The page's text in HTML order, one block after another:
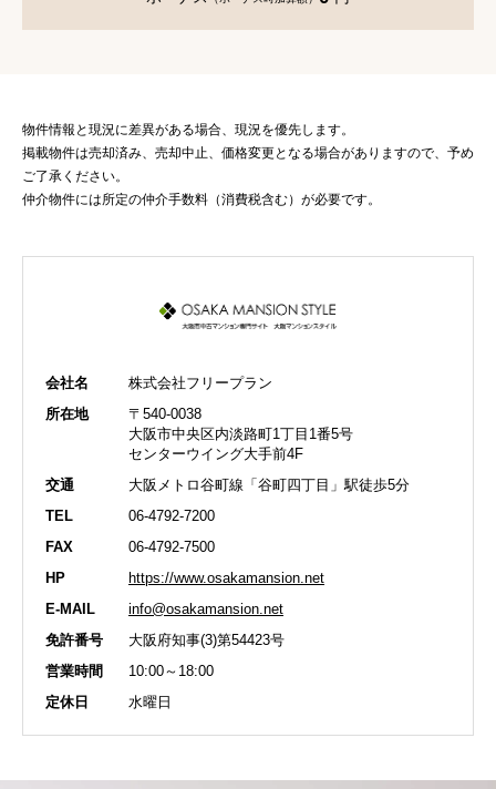
物件情報と現況に差異がある場合、現況を優先します。
掲載物件は売却済み、売却中止、価格変更となる場合がありますので、予め
ご了承ください。
仲介物件には所定の仲介手数料（消費税含む）が必要です。
会社名
株式会社フリープラン
所在地
〒540-0038
大阪市中央区内淡路町1丁目1番5号
センターウイング大手前4F
交通
大阪メトロ谷町線「谷町四丁目」駅徒歩5分
TEL
06-4792-7200
FAX
06-4792-7500
HP
https://www.osakamansion.net
E-MAIL
info@osakamansion.net
免許番号
大阪府知事(3)第54423号
営業時間
10:00～18:00
定休日
水曜日